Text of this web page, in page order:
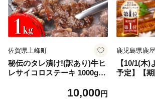
佐賀県上峰町
秘伝のタレ漬け!(訳あり)牛ヒ
レサイコロステーキ 1000g
10,000円
鹿児島県鹿
【10/1(木
予定】【